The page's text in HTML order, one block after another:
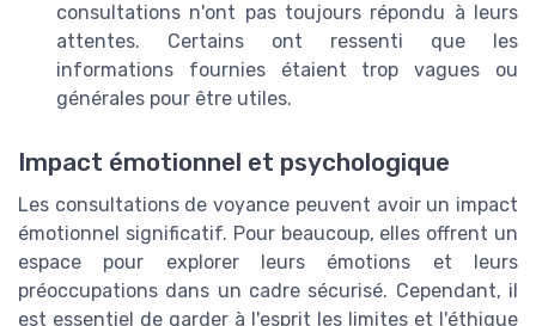
consultations n'ont pas toujours répondu à leurs
attentes. Certains ont ressenti que les
informations fournies étaient trop vagues ou
générales pour être utiles.
Impact émotionnel et psychologique
Les consultations de voyance peuvent avoir un impact
émotionnel significatif. Pour beaucoup, elles offrent un
espace pour explorer leurs émotions et leurs
préoccupations dans un cadre sécurisé. Cependant, il
est essentiel de garder à l'esprit les limites et l'éthique